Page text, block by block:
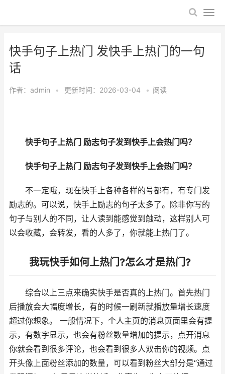
快手句子上热门 发快手上热门的一句
话
作者： admin • 更新时间：2026-03-04 • 阅读
快手句子上热门 励志句子发到快手上会热门吗？
快手句子上热门 励志句子发到快手上会热门吗？
不一定哦，现在快手上各种各样的号都有，有专门发
励志的。可以说，快手上励志的句子太多了。除非你写的
句子与别人的不同，让人读到能感觉到触动，这样别人可
以会收藏，会转发，看的人多了，你就能上热门了。
我玩快手如何上热门?怎么才是热门?
综合以上三点来确实快手是否真的上热门。首先热门
后播放会大幅度增长，有的时候一刷新就播放量增长速度
超过你想象。 一般情况下，个人主页的消息页面里会有提
示，有数字显示，也会有粉丝数量增加的提示，点开消息
你就会看到很多评论，也会看到很多人双击你的视频。点
开头像上面粉丝添加的数量，可以看到粉丝大部分是“通过